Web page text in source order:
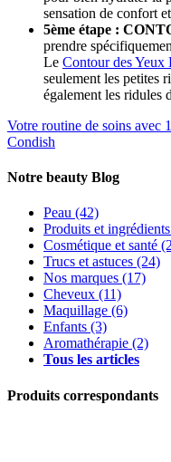
sensation de confort
5ème étape :
prendre
Le Contour des
seulement les petites
également les ridules
Votre routine de soins avec
Condish
Notre beauty Blog
Peau (42)
Produits et ingrédients
Cosmétique et santé
Trucs et astuces (24)
Nos marques (17)
Cheveux (11)
Maquillage (6)
Enfants (3)
Aromathérapie (2)
Tous les articles
Produits correspondants